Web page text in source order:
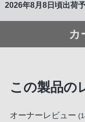
2026年8月8日頃出荷
カ
この製品の
オーナーレビュー (